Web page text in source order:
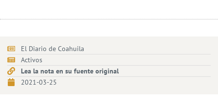
El Diario de Coahuila
Activos
Lea la nota en su fuente original
2021-03-25